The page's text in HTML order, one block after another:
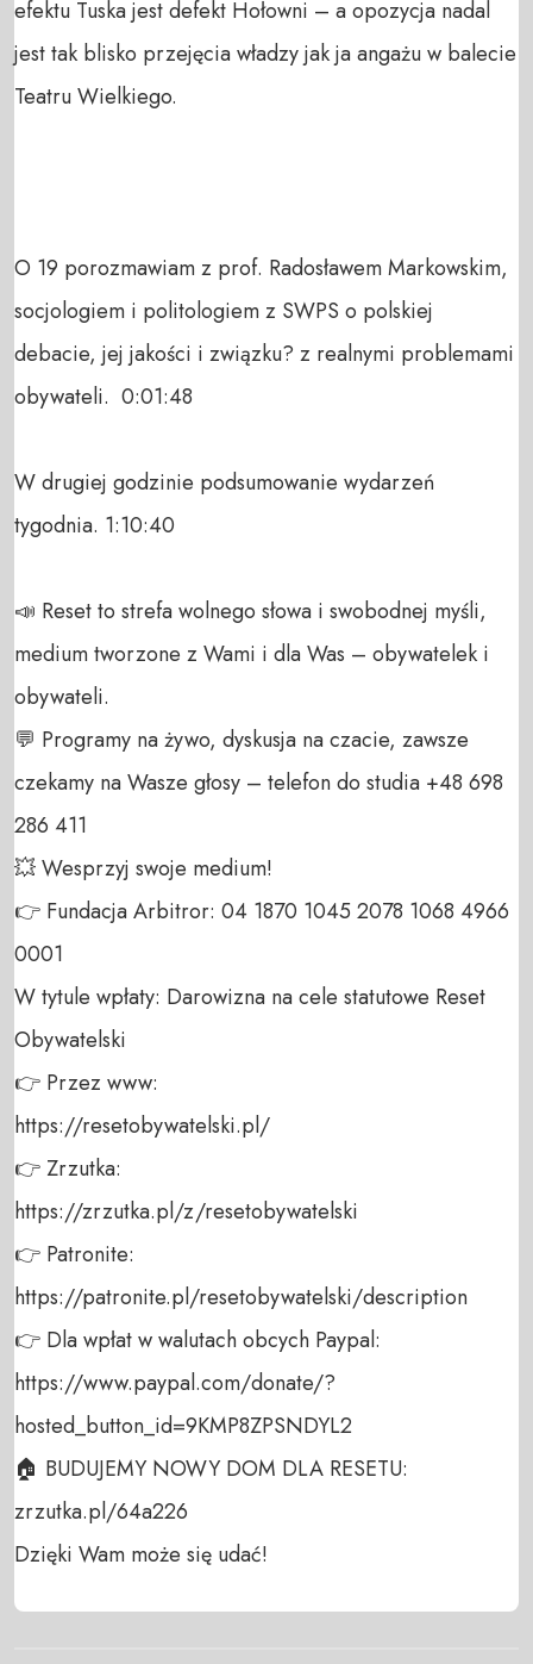
efektu Tuska jest defekt Hołowni – a opozycja nadal
jest tak blisko przejęcia władzy jak ja angażu w balecie
Teatru Wielkiego.
O 19 porozmawiam z prof. Radosławem Markowskim,
socjologiem i politologiem z SWPS o polskiej
debacie, jej jakości i związku? z realnymi problemami
obywateli.  0:01:48
W drugiej godzinie podsumowanie wydarzeń
tygodnia. 1:10:40
📣 Reset to strefa wolnego słowa i swobodnej myśli,
medium tworzone z Wami i dla Was – obywatelek i
obywateli.
💬 Programy na żywo, dyskusja na czacie, zawsze
czekamy na Wasze głosy – telefon do studia +48 698
286 411
💥 Wesprzyj swoje medium!
👉 Fundacja Arbitror: 04 1870 1045 2078 1068 4966
0001
W tytule wpłaty: Darowizna na cele statutowe Reset
Obywatelski
👉 Przez www:
https://resetobywatelski.pl/
👉 Zrzutka:
https://zrzutka.pl/z/resetobywatelski
👉 Patronite:
https://patronite.pl/resetobywatelski/description
👉 Dla wpłat w walutach obcych Paypal:
https://www.paypal.com/donate/?
hosted_button_id=9KMP8ZPSNDYL2
🏠 BUDUJEMY NOWY DOM DLA RESETU:
zrzutka.pl/64a226
Dzięki Wam może się udać!